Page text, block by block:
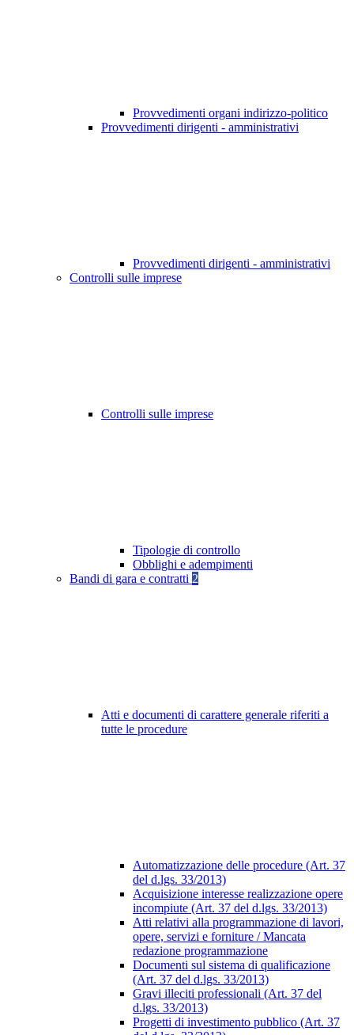
Provvedimenti organi indirizzo-politico
Provvedimenti dirigenti - amministrativi
Provvedimenti dirigenti - amministrativi
Controlli sulle imprese
Controlli sulle imprese
Tipologie di controllo
Obblighi e adempimenti
Bandi di gara e contratti 2
Atti e documenti di carattere generale riferiti a
tutte le procedure
Automatizzazione delle procedure (Art. 37
del d.lgs. 33/2013)
Acquisizione interesse realizzazione opere
incompiute (Art. 37 del d.lgs. 33/2013)
Atti relativi alla programmazione di lavori,
opere, servizi e forniture / Mancata
redazione programmazione
Documenti sul sistema di qualificazione
(Art. 37 del d.lgs. 33/2013)
Gravi illeciti professionali (Art. 37 del
d.lgs. 33/2013)
Progetti di investimento pubblico (Art. 37